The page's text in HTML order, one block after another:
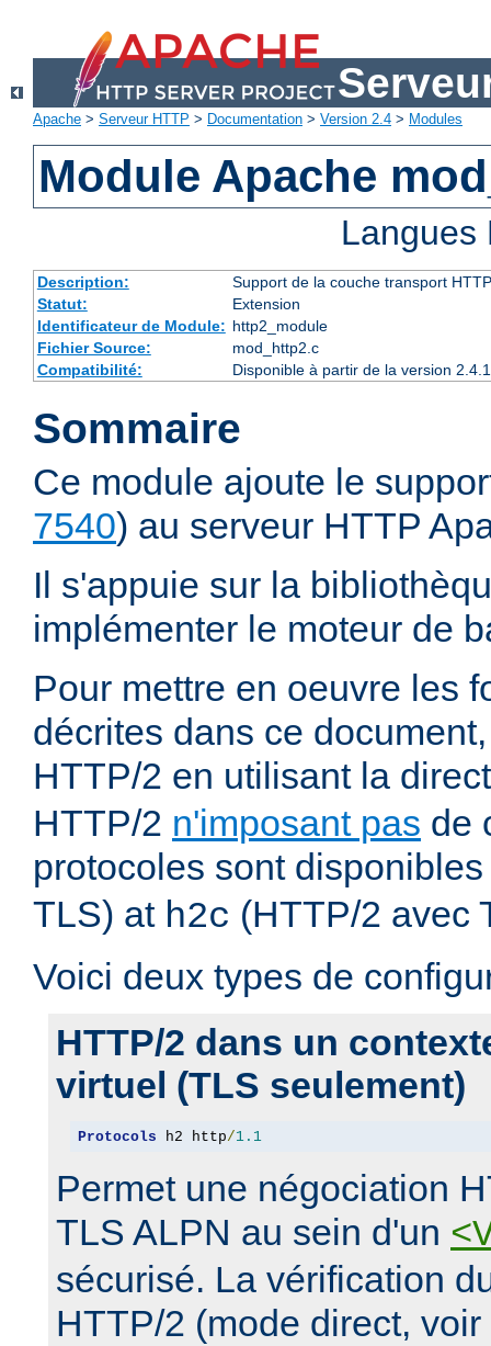
Apache > Serveur HTTP > Documentation > Version 2.4 > Modules
Module Apache
Description:
Support de la couche transport
Statut:
Extension
Identificateur de Module: http2_module
Fichier Source:
mod_http2.c
Compatibilité:
Disponible à partir de la version
Sommaire
Ce module ajoute le
7540) au serveur HTTP
Il s'appuie sur la
implémenter le moteur de
Pour mettre en oeuvre les
décrites dans ce
HTTP/2 en utilisant la
HTTP/2 n'imposant pas de
protocoles sont
TLS) at h2c (HTTP/2 avec
Voici deux types de
HTTP/2 dans un
virtuel (TLS seulement)
Protocols h2 http/1.1
Permet une négociation
TLS ALPN au sein d'un
sécurisé. La vérification
HTTP/2 (mode direct, voir